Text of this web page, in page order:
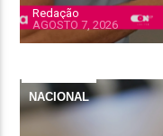
Redação
AGOSTO 7, 2026
NACIONAL